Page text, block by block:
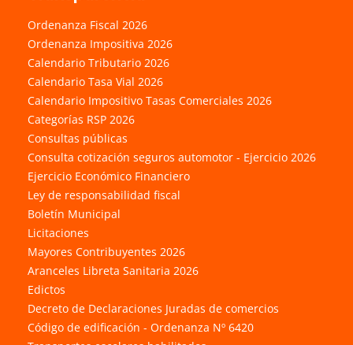
Ordenanza Fiscal 2026
Ordenanza Impositiva 2026
Calendario Tributario 2026
Calendario Tasa Vial 2026
Calendario Impositivo Tasas Comerciales 2026
Categorías RSP 2026
Consultas públicas
Consulta cotización seguros automotor - Ejercicio 2026
Ejercicio Económico Financiero
Ley de responsabilidad fiscal
Boletín Municipal
Licitaciones
Mayores Contribuyentes 2026
Aranceles Libreta Sanitaria 2026
Edictos
Decreto de Declaraciones Juradas de comercios
Código de edificación - Ordenanza Nº 6420